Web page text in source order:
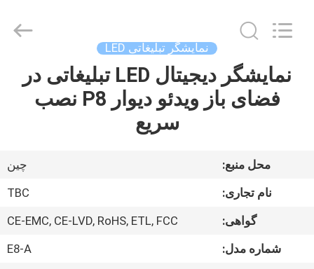
خانه
نمایش
دربارهی
Creation
Limited.
نمایشگر تبلیغاتی LED
نمایشگر دیجیتال LED تبلیغاتی در
فضای باز ویدئو دیوار P8 نصب
سریع
محل منبع:
چین
نام تجاری:
TBC
گواهی:
CE-EMC, CE-LVD, RoHS, ETL, FCC
شماره مدل:
E8-A